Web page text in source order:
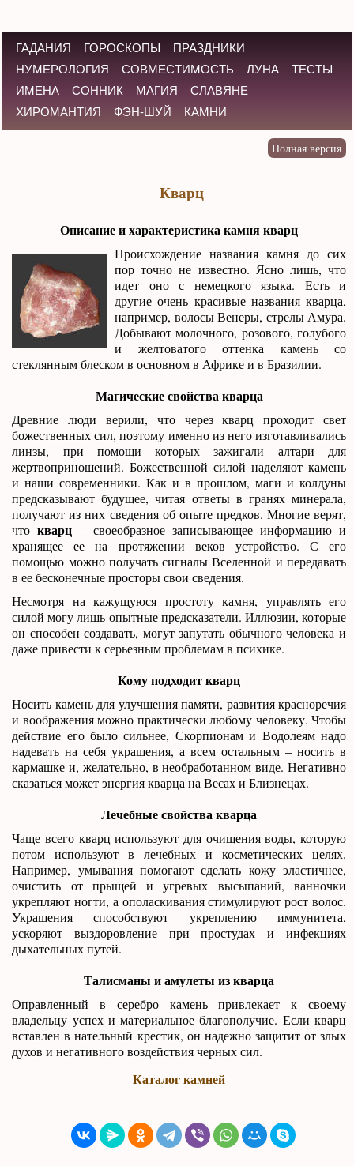
ГАДАНИЯ ГОРОСКОПЫ
ПРАЗДНИКИ
НУМЕРОЛОГИЯ
СОВМЕСТИМОСТЬ ЛУНА
ТЕСТЫ
ИМЕНА
СОННИК МАГИЯ
СЛАВЯНЕ
ХИРОМАНТИЯ
ФЭН-ШУЙ КАМНИ
Кварц
Описание и характеристика камня кварц
Происхождение названия камня до сих
пор точно не известно. Ясно лишь, что
идет оно с немецкого языка. Есть и
другие очень красивые названия кварца,
например, волосы Венеры, стрелы Амура.
Добывают молочного, розового, голубого
и желтоватого оттенка камень со
стеклянным блеском в основном в Африке и в Бразилии.
Магические свойства кварца
Древние люди верили, что через кварц проходит свет
божественных сил, поэтому именно из него изготавливались
линзы, при помощи которых зажигали алтари для
жертвоприношений. Божественной силой наделяют камень
и наши современники. Как и в прошлом, маги и колдуны
предсказывают будущее, читая ответы в гранях минерала,
получают из них сведения об опыте предков. Многие верят,
чтокварц – своеобразное записывающее информацию и
хранящее ее на протяжении веков устройство. С его
помощью можно получать сигналы Вселенной и передавать
в ее бесконечные просторы свои сведения.
Несмотря на кажущуюся простоту камня, управлять его
силой могу лишь опытные предсказатели. Иллюзии, которые
он способен создавать, могут запутать обычного человека и
даже привести к серьезным проблемам в психике.
Кому подходит кварц
Носить камень для улучшения памяти, развития красноречия
и воображения можно практически любому человеку. Чтобы
действие его было сильнее, Скорпионам и Водолеям надо
надевать на себя украшения, а всем остальным – носить в
кармашке и, желательно, в необработанном виде. Негативно
сказаться может энергия кварца на Весах и Близнецах.
Лечебные свойства кварца
Чаще всего кварц используют для очищения воды, которую
потом используют в лечебных и косметических целях.
Например, умывания помогают сделать кожу эластичнее,
очистить от прыщей и угревых высыпаний, ванночки
укрепляют ногти, а ополаскивания стимулируют рост волос.
Украшения способствуют укреплению иммунитета,
ускоряют выздоровление при простудах и инфекциях
дыхательных путей.
Талисманы и амулеты из кварца
Оправленный в серебро камень привлекает к своему
владельцу успех и материальное благополучие. Если кварц
вставлен в нательный крестик, он надежно защитит от злых
духов и негативного воздействия черных сил.
Каталог камней